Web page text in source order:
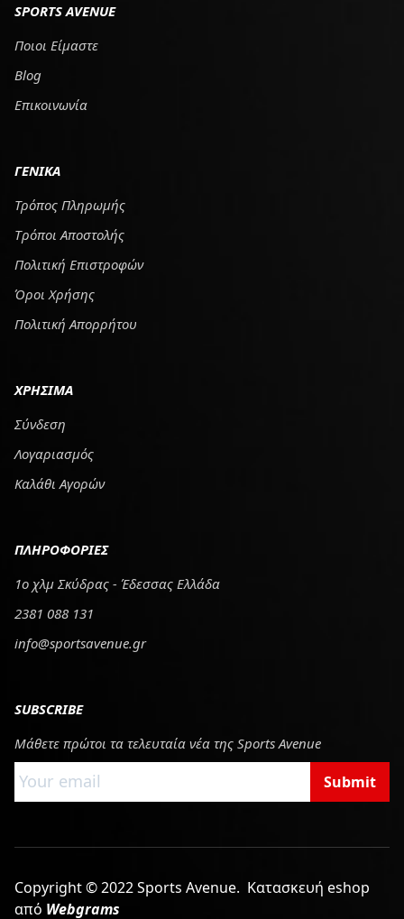
SPORTS AVENUE
Ποιοι Είμαστε
Blog
Επικοινωνία
ΓΕΝΙΚΑ
Τρόπος Πληρωμής
Tρόποι Αποστολής
Πολιτική Επιστροφών
Όροι Χρήσης
Πολιτική Απορρήτου
ΧΡΗΣΙΜΑ
Σύνδεση
Λογαριασμός
Καλάθι Αγορών
ΠΛΗΡΟΦΟΡΙΕΣ
1ο χλμ Σκύδρας - Έδεσσας Ελλάδα
2381 088 131
info@sportsavenue.gr
SUBSCRIBE
Μάθετε πρώτοι τα τελευταία νέα της Sports Avenue
Submit
Copyright © 2022 Sports Avenue. Κατασκευή eshop
από Webgrams